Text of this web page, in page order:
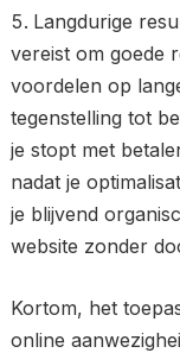
Langdurige
vereist om goede
voordelen op
tegenstelling tot
je stopt met
nadat je
je blijvend
website zonder
Kortom, het
online